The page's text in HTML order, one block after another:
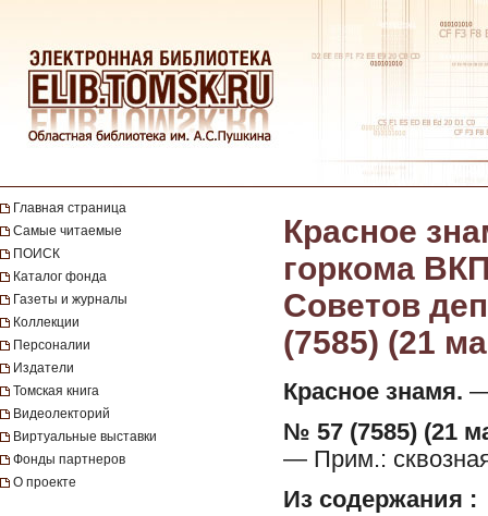
Главная страница
Самые читаемые
ПОИСК
Каталог фонда
Газеты и журналы
Коллекции
Персоналии
Издатели
Томская книга
Видеолекторий
Виртуальные выставки
Фонды партнеров
О проекте
Красное
горкома
Советов
(7585) (21
Красное знамя. —
№ 57 (7585) (21
— Прим.:
Из содержания :